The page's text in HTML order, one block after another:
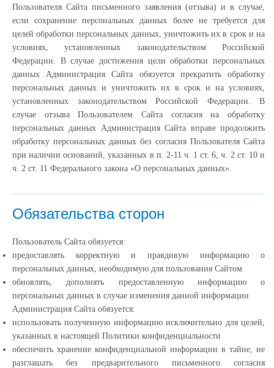
Пользователя Сайта письменного заявления (отзыва) и в случае,
если сохранение персональных данных более не требуется для
целей обработки персональных данных, уничтожить их в срок и на
условиях, установленных законодательством Российской
Федерации. В случае достижения цели обработки персональных
данных Администрация Сайта обязуется прекратить обработку
персональных данных и уничтожить их в срок и на условиях,
установленных законодательством Российской Федерации. В
случае отзыва Пользователем Сайта согласия на обработку
персональных данных Администрация Сайта вправе продолжить
обработку персональных данных без согласия Пользователя Сайта
при наличии оснований, указанных в п. 2-11 ч. 1 ст. 6, ч. 2 ст. 10 и
ч. 2 ст. 11 Федерального закона «О персональных данных».
Обязательства сторон
Пользователь Сайта обязуется:
предоставлять корректную и правдивую информацию о
персональных данных, необходимую для пользования Сайтом
обновлять, дополнять предоставленную информацию о
персональных данных в случае изменения данной информации
Администрация Сайта обязуется:
использовать полученную информацию исключительно для целей,
указанных в настоящей Политики конфиденциальности
обеспечить хранение конфиденциальной информации в тайне, не
разглашать без предварительного письменного согласия